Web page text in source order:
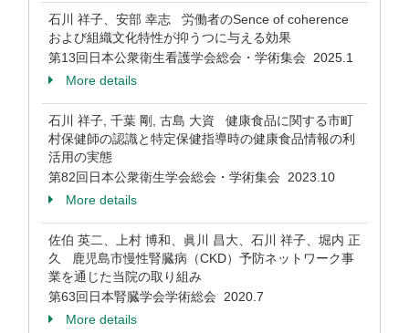
石川 祥子、安部 幸志 労働者のSence of coherence
および組織文化特性が抑うつに与える効果
第13回日本公衆衛生看護学会総会・学術集会 2025.1
More details
石川 祥子, 千葉 剛, 古島 大資 健康食品に関する市町
村保健師の認識と特定保健指導時の健康食品情報の利
活用の実態
第82回日本公衆衛生学会総会・学術集会 2023.10
More details
佐伯 英二、上村 博和、眞川 昌大、石川 祥子、堀内 正
久 鹿児島市慢性腎臓病（CKD）予防ネットワーク事
業を通じた当院の取り組み
第63回日本腎臓学会学術総会 2020.7
More details